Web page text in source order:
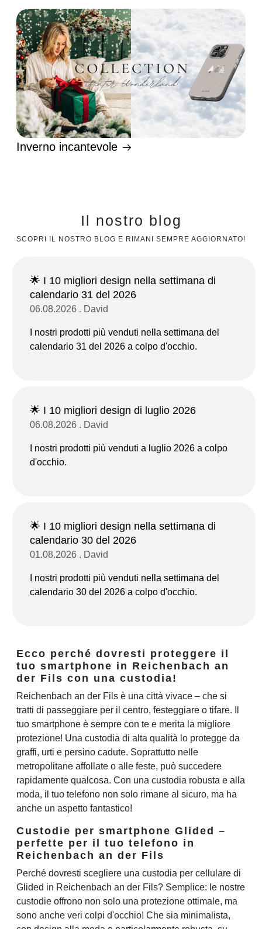
Inverno incantevole
Il nostro blog
SCOPRI IL NOSTRO BLOG E RIMANI SEMPRE AGGIORNATO!
🌟 I 10 migliori design nella settimana di
calendario 31 del 2026
06.08.2026 . David
I nostri prodotti più venduti nella settimana del
calendario 31 del 2026 a colpo d'occhio.
🌟 I 10 migliori design di luglio 2026
06.08.2026 . David
I nostri prodotti più venduti a luglio 2026 a colpo
d'occhio.
🌟 I 10 migliori design nella settimana di
calendario 30 del 2026
01.08.2026 . David
I nostri prodotti più venduti nella settimana del
calendario 30 del 2026 a colpo d'occhio.
Ecco perché dovresti proteggere il
tuo smartphone in Reichenbach an
der Fils con una custodia!
Reichenbach an der Fils è una città vivace – che si
tratti di passeggiare per il centro, festeggiare o tifare. Il
tuo smartphone è sempre con te e merita la migliore
protezione! Una custodia di alta qualità lo protegge da
graffi, urti e persino cadute. Soprattutto nelle
metropolitane affollate o alle feste, può succedere
rapidamente qualcosa. Con una custodia robusta e alla
moda, il tuo telefono non solo rimane al sicuro, ma ha
anche un aspetto fantastico!
Custodie per smartphone Glided –
perfette per il tuo telefono in
Reichenbach an der Fils
Perché dovresti scegliere una custodia per cellulare di
Glided in Reichenbach an der Fils? Semplice: le nostre
custodie offrono non solo una protezione ottimale, ma
sono anche veri colpi d'occhio! Che sia minimalista,